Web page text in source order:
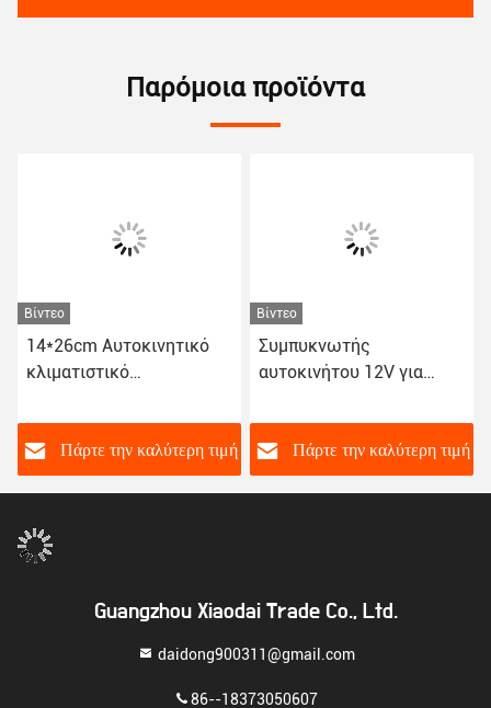
Παρόμοια προϊόντα
Βίντεο
14*26cm Αυτοκινητικό
κλιματιστικό
Αμαξοκίνητο
κλιματιστικό 80W
συμβατότητα ταιριάζει
οχήματα
Πάρτε την καλύτερη τιμή
Βίντεο
Συμπυκνωτής
αυτοκινήτου 12V για
10 12 14 16 ίντσες
Πάρτε την καλύτερη τιμή
Guangzhou Xiaodai Trade Co., Ltd.
daidong900311@gmail.com
86--18373050607